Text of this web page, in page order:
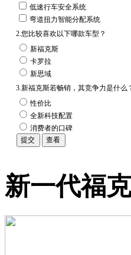
低速行车安全系统
弯道扭力智能分配系统
2.您比较喜欢以下哪款车型？
新福克斯
卡罗拉
新思域
3.新福克斯若畅销，其竞争力是什么
性价比
全新科技配置
消费者的口碑
新一代福